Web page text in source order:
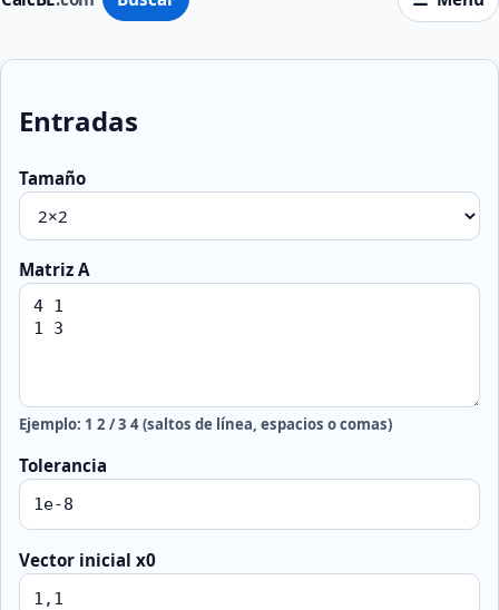
Entradas
Tamaño
Matriz A
Ejemplo: 1 2 / 3 4 (saltos de línea, espacios o comas)
Tolerancia
Vector inicial x0